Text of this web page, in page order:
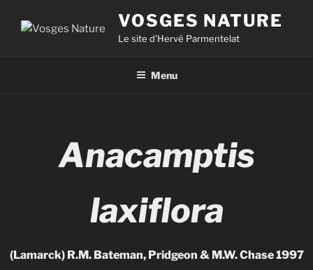
VOSGES NATURE
Le site d'Hervé Parmentelat
Menu
Anacamptis
laxiflora
(Lamarck) R.M. Bateman, Pridgeon & M.W. Chase 1997